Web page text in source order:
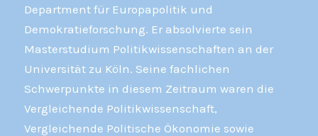
Department für Europapolitik und
Demokratieforschung. Er absolvierte sein
Masterstudium Politikwissenschaften an der
Universität zu Köln. Seine fachlichen
Schwerpunkte in diesem Zeitraum waren die
Vergleichende Politikwissenschaft,
Vergleichende Politische Ökonomie sowie